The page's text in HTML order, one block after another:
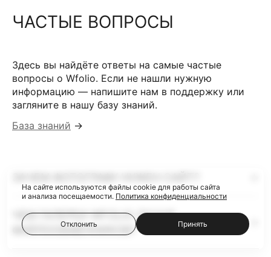
ЧАСТЫЕ ВОПРОСЫ
Здесь вы найдёте ответы на самые частые
вопросы о Wfolio. Если не нашли нужную
информацию — напишите нам в поддержку или
загляните в нашу базу знаний.
База знаний →
ЧЕМ ГАЛЕРЕИ WFOLIO ЛУЧШЕ
ФАЙЛООБМЕННИКОВ?
На сайте используются файлы cookie для работы сайта
и анализа посещаемости. Политика конфиденциальности
Отклонить Принять